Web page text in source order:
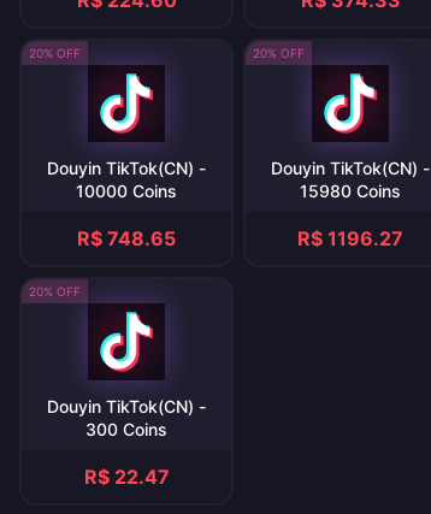
20% OFF
Douyin TikTok(CN) -
10000 Coins
R$ 748.65
20% OFF
Douyin TikTok(CN) -
15980 Coins
R$ 1196.27
20% OFF
Douyin TikTok(CN) -
300 Coins
R$ 22.47